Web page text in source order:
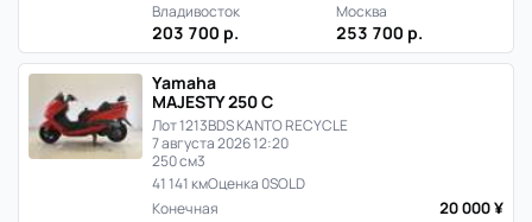
Владивосток
203 700 р.
Москва
253 700 р.
Yamaha
MAJESTY 250 C
Лот 1213BDS KANTO RECYCLE
7 августа 2026 12:20
250 см3
41 141 кмОценка 0SOLD
Конечная
20 000 ¥